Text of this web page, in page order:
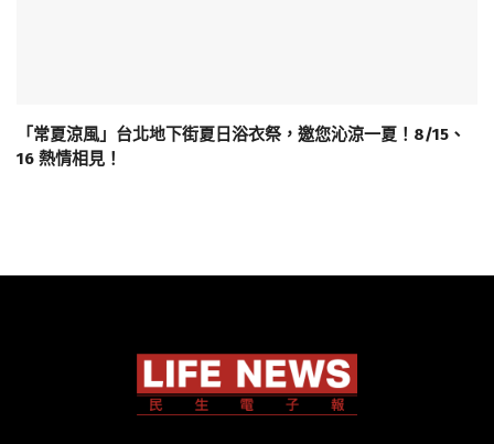
「常夏涼風」台北地下街夏日浴衣祭，邀您沁涼一夏！8/15、
16 熱情相見！